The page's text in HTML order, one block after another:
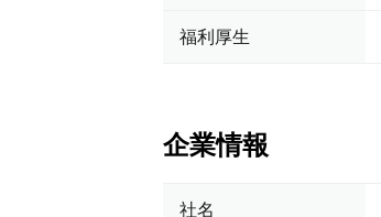
福利厚生
企業情報
社名